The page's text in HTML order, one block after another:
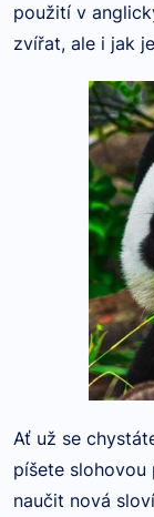
použití v
zvířat, ale i jak
Ať už se
píšete slohovou
naučit nová